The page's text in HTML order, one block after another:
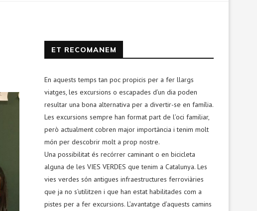
ET RECOMANEM
En aquests temps tan poc propicis per a fer llargs
viatges, les excursions o escapades d’un dia poden
resultar una bona alternativa per a divertir-se en família.
Les excursions sempre han format part de l’oci familiar,
però actualment cobren major importància i tenim molt
món per descobrir molt a prop nostre.
Una possibilitat és recórrer caminant o en bicicleta
alguna de les VIES VERDES que tenim a Catalunya. Les
vies verdes són antigues infraestructures ferroviàries
que ja no s’utilitzen i que han estat habilitades com a
pistes per a fer excursions. L’avantatge d’aquests camins